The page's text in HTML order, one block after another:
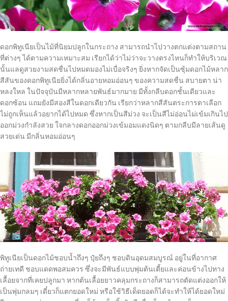
ดอกพิทูเนียเป็นไม้ที่นิยมปลูกในกระถาง สามารถนำไปวางตกแต่งตามสถาน
ที่ต่างๆ ได้ตามความเหมาะสม เรียกได้ว่าไม่ว่าจะวางตรงไหนก็ทำให้บริเวณ
นั้นแลดูสวยงามสดชื่นไปหมดมองไม่เบื่อจริงๆ ยิ่งหากจัดเป็นซุ้มดอกไม้หลาก
สีสันของดอกพิทูเนียยิ่งได้กลิ่นอายหอมอ่อนๆ ของความสดชื่น สบายตา น่า
หลงใหล ในปัจจุบันมีหลากหลายพันธ์มากมาย มีทั้งกลีบดอกชั้นเดียวและ
ดอกซ้อน แถมยังมีสองสีในดอกเดียวกัน เรียกว่าหลากสีสันตระการตาเลือก
ไม่ถูกเห็นแล้วอยากได้ไปหมด ซึ่งหากเป็นสีม่วง จะเป็นสีไม่อ่อนไม่เข้มเกินไป
ออกม่วงกำลังสวย ใจกลางดอกออกม่วงเข้มอมแดงนิดๆ ตามกลีบมีลายเส้นดู
สวยเด่น มีกลิ่นหอมอ่อนๆ
พิทูเนียเป็นดอกไม้ชอบน้ำถึงๆ ปุ๋ยถึงๆ ชอบดินอุดมสมบูรณ์ อยู่ในที่อากาศ
ถ่ายเทดี ชอบแดดพอสมควร ซึ่งจะมีพันธ์แบบพุ่มต้นเตี้ยและค่อนข้างไปทาง
เลื้อยจากที่เคยปลูกมา หากต้นเลื้อยยาวคลุมกระถางก็สามารถตัดแต่งออกให้
เป็นพุ่มกลมๆ เดี๋ยวก็แตกยอดใหม่ หรือใช้วิธีเด็ดยอดก็ได้จะทำให้ได้ยอดใหม่